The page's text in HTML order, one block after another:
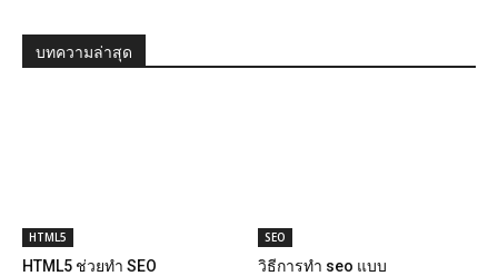
บทความล่าสุด
HTML5
HTML5 ช่วยทำ SEO
SEO
วิธีการทำ seo แบบ